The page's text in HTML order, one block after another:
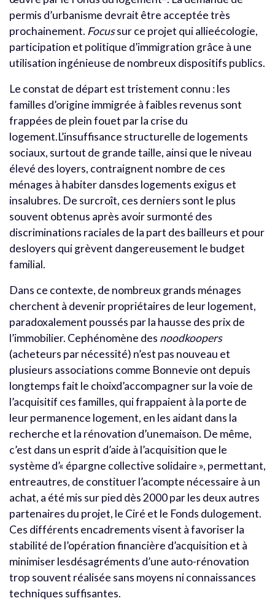
permis d’urbanisme devrait être acceptée très
prochainement. Focussur ce projet qui allieécologie,
participation et politique d’immigration grâce à une
utilisation ingénieuse de nombreux dispositifs publics.
Le constat de départ est tristement connu : les
familles d’origine immigrée à faibles revenus sont
frappées de plein fouet par la crise du
logement.L’insuffisance structurelle de logements
sociaux, surtout de grande taille, ainsi que le niveau
élevé des loyers, contraignent nombre de ces
ménages à habiter dansdes logements exigus et
insalubres. De surcroît, ces derniers sont le plus
souvent obtenus après avoir surmonté des
discriminations raciales de la part des bailleurs et pour
desloyers qui grèvent dangereusement le budget
familial.
Dans ce contexte, de nombreux grands ménages
cherchent à devenir propriétaires de leur logement,
paradoxalement poussés par la hausse des prix de
l’immobilier. Cephénomène des noodkoopers
(acheteurs par nécessité) n’est pas nouveau et
plusieurs associations comme Bonnevie ont depuis
longtemps fait le choixd’accompagner sur la voie de
l’acquisitif ces familles, qui frappaient à la porte de
leur permanence logement, en les aidant dans la
recherche et la rénovation d’unemaison. De même,
c’est dans un esprit d’aide à l’acquisition que le
système d’« épargne collective solidaire », permettant,
entreautres, de constituer l’acompte nécessaire à un
achat, a été mis sur pied dès 2000 par les deux autres
partenaires du projet, le Ciré et le Fonds dulogement.
Ces différents encadrements visent à favoriser la
stabilité de l’opération financière d’acquisition et à
minimiser lesdésagréments d’une auto-rénovation
trop souvent réalisée sans moyens ni connaissances
techniques suffisantes.